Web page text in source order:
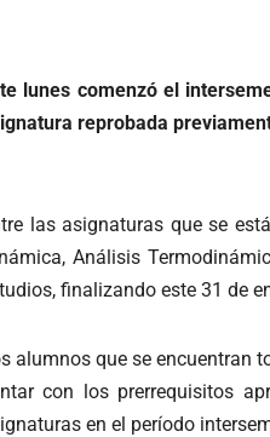
lunes comenzó el
reprobada
las asignaturas que se
Análisis
finalizando este 31 de
alumnos que se encuentran
con los prerrequisitos
en el período